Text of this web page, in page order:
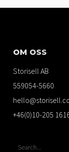
OM OSS
Storisell AB
559054-5660
+46(0)10-205